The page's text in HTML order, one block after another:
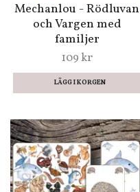
Mechanlou - Rödluvan
och Vargen med
familjer
109 kr